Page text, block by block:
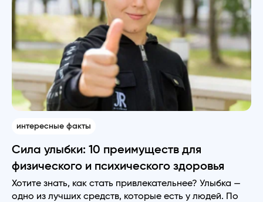
интересные факты
Сила улыбки: 10 преимуществ для
физического и психического здоровья
Хотите знать, как стать привлекательнее? Улыбка —
одно из лучших средств, которые есть у людей. По